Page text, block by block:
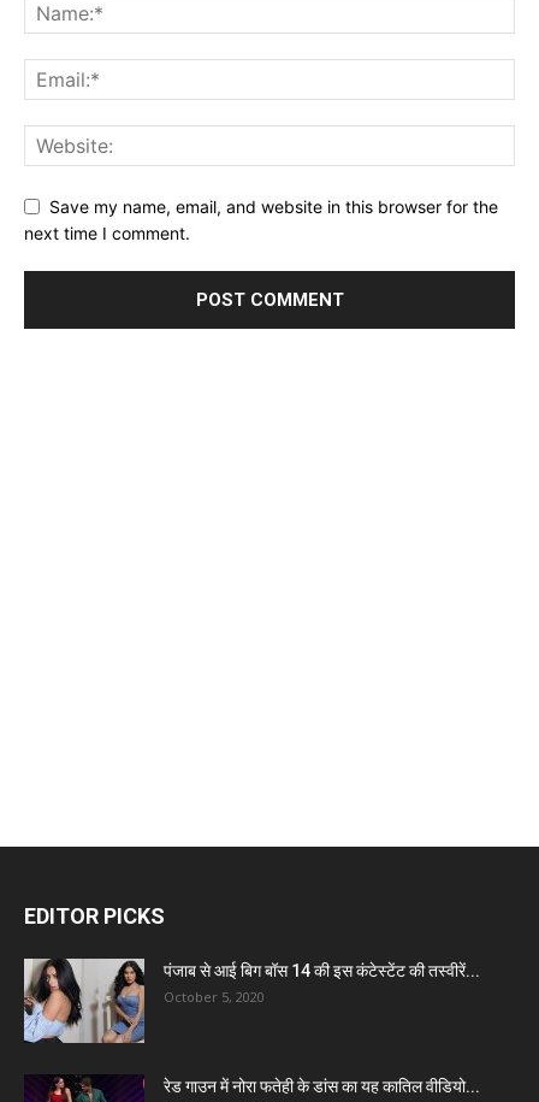
Save my name, email, and website in this browser for the
next time I comment.
EDITOR PICKS
पंजाब से आई बिग बॉस 14 की इस कंटेस्टेंट की तस्वीरें...
October 5, 2020
रेड गाउन में नोरा फतेही के डांस का यह कातिल वीडियो...